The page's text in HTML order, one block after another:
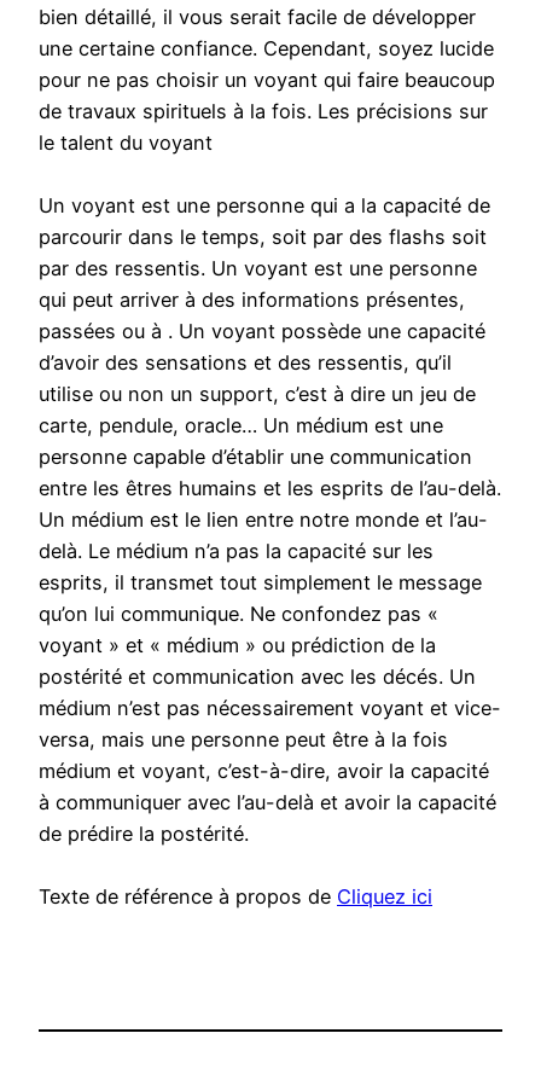
bien détaillé, il vous serait facile de développer
une certaine confiance. Cependant, soyez lucide
pour ne pas choisir un voyant qui faire beaucoup
de travaux spirituels à la fois. Les précisions sur
le talent du voyant
Un voyant est une personne qui a la capacité de
parcourir dans le temps, soit par des flashs soit
par des ressentis. Un voyant est une personne
qui peut arriver à des informations présentes,
passées ou à . Un voyant possède une capacité
d’avoir des sensations et des ressentis, qu’il
utilise ou non un support, c’est à dire un jeu de
carte, pendule, oracle… Un médium est une
personne capable d’établir une communication
entre les êtres humains et les esprits de l’au-delà.
Un médium est le lien entre notre monde et l’au-
delà. Le médium n’a pas la capacité sur les
esprits, il transmet tout simplement le message
qu’on lui communique. Ne confondez pas «
voyant » et « médium » ou prédiction de la
postérité et communication avec les décés. Un
médium n’est pas nécessairement voyant et vice-
versa, mais une personne peut être à la fois
médium et voyant, c’est-à-dire, avoir la capacité
à communiquer avec l’au-delà et avoir la capacité
de prédire la postérité.
Texte de référence à propos de Cliquez ici